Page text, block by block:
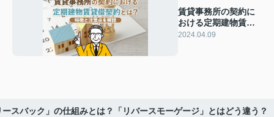
賃貸事務所の契約に
おける定期建物賃貸
借契約とは？特徴と
2024.04.09
ースバック」の仕組みとは？「リバースモーゲージ」とはどう違う？